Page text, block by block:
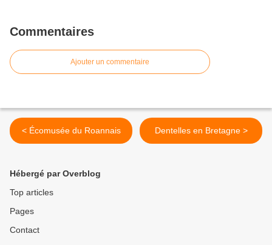
Commentaires
Ajouter un commentaire
< Écomusée du Roannais Dentelles en Bretagne >
Hébergé par Overblog
Top articles
Pages
Contact